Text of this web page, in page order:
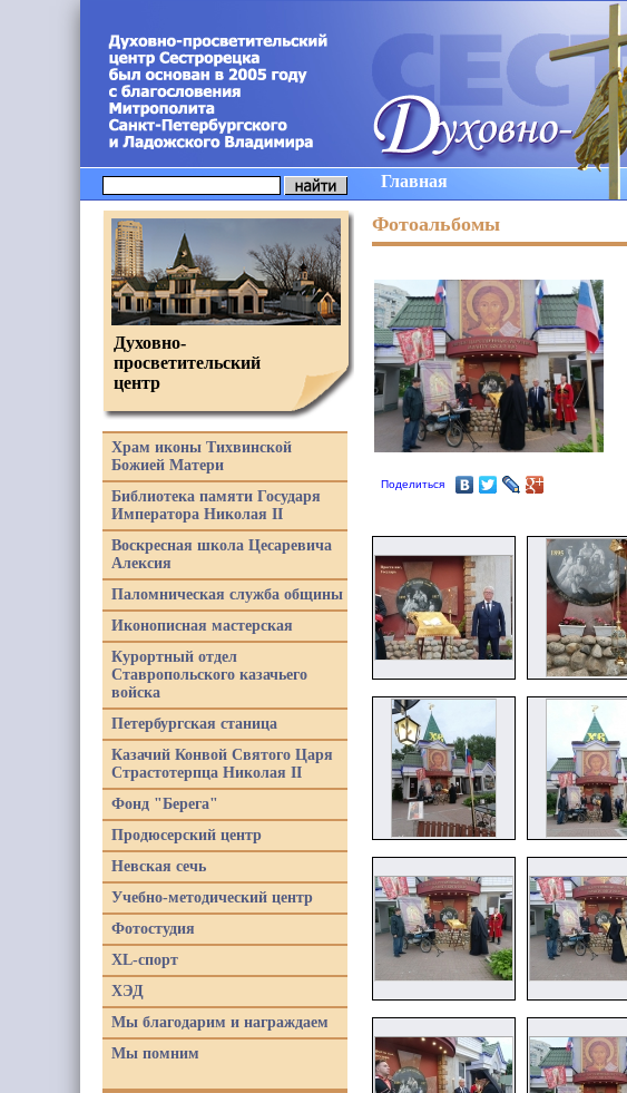
Главная
Фотоальбомы
Поделиться
Духовно-
просветительский
центр
Храм иконы Тихвинской
Божией Матери
Библиотека памяти Государя
Императора Николая II
Воскресная школа Цесаревича
Алексия
Паломническая служба общины
Иконописная мастерская
Курортный отдел
Ставропольского казачьего
войска
Петербургская станица
Казачий Конвой Святого Царя
Страстотерпца Николая II
Фонд "Берега"
Продюсерский центр
Невская сечь
Учебно-методический центр
Фотостудия
XL-спорт
ХЭД
Мы благодарим и награждаем
Мы помним